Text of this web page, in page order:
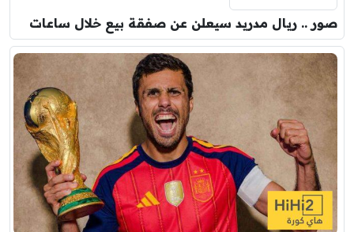
صور .. ريال مدريد سيعلن عن صفقة بيع خلال ساعات